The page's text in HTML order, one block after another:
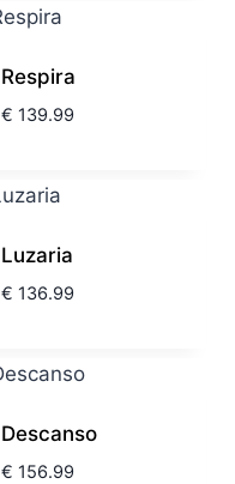
Respira
€ 139.99
Luzaria
€ 136.99
Descanso
€ 156.99